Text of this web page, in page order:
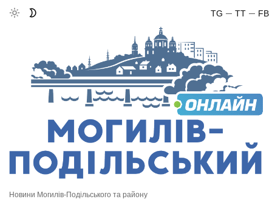
FB
TT
TG
Новини Могилів-Подільського та району